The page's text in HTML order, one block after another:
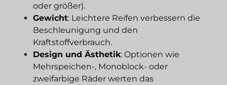
oder größer).
Gewicht: Leichtere Reifen verbessern die
Beschleunigung und den
Kraftstoffverbrauch.
Design und Ästhetik: Optionen wie
Mehrspeichen-, Monoblock- oder
zweifarbige Räder werten das